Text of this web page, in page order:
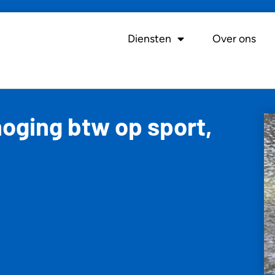
Diensten Over ons
btw op sport,